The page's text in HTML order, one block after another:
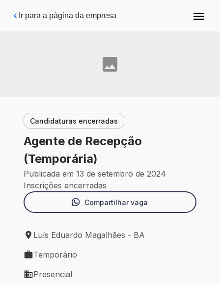
Pular para o conteúdo principal
Ir para a página da empresa
Candidaturas encerradas
Agente de Recepção
(Temporária)
Publicada em 13 de setembro de 2024
Inscrições encerradas
Compartilhar vaga
Local de trabalho: Luís Eduardo Magalhães - BA
Luís Eduardo Magalhães - BA
Tipo de vaga: Temporário
Temporário
Modelo de trabalho: Presencial
Presencial